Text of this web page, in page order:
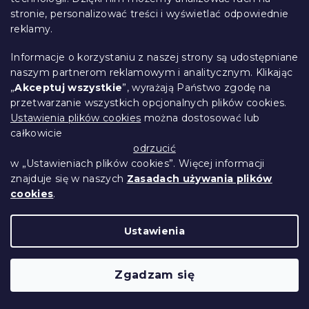
stronie, personalizować treści i wyświetlać odpowiednie
reklamy.
Informacje o korzystaniu z naszej strony są udostępniane
naszym partnerom reklamowym i analitycznym. Klikając
„Akceptuj wszystkie”, wyrażają Państwo zgodę na
przetwarzanie wszystkich opcjonalnych plików cookies.
Ustawienia plików cookies można dostosować lub
całkowicie
odrzucić
w „Ustawieniach plików cookies”. Więcej informacji
znajduje się w naszych Zasadach używania plików
cookies.
Ustawienia
Zgadzam się
od66 zł Szczegóły
Pościel bawełniana LAWENDA
fioletowa, zakładka
W magazynie(1 szt)